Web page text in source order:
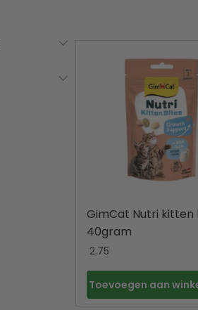
GimCat Nutri kitten
40gram
2.75
Toevoegen aan